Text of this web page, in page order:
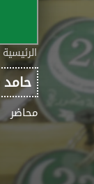
الرئيسية
حامد
محاضر